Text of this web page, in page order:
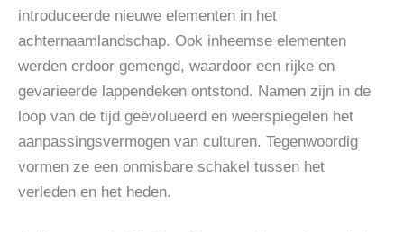
introduceerde nieuwe elementen in het
achternaamlandschap. Ook inheemse elementen
werden erdoor gemengd, waardoor een rijke en
gevarieerde lappendeken ontstond. Namen zijn in de
loop van de tijd geëvolueerd en weerspiegelen het
aanpassingsvermogen van culturen. Tegenwoordig
vormen ze een onmisbare schakel tussen het
verleden en het heden.